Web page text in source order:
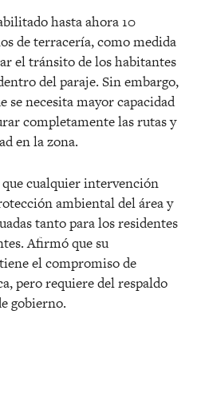
hasta ahora 10
de terracería, como medida
el tránsito de los habitantes
del paraje. Sin embargo,
se necesita mayor capacidad
completamente las rutas y
en la zona.
cualquier intervención
ambiental del área y
tanto para los residentes
Afirmó que su
el compromiso de
pero requiere del respaldo
gobierno.